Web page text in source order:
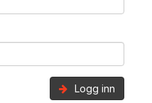
Logg inn